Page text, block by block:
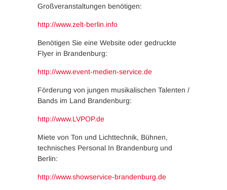
Großveranstaltungen benötigen:
http://www.zelt-berlin.info
Benötigen Sie eine Website oder gedruckte
Flyer in Brandenburg:
http://www.event-medien-service.de
Förderung von jungen musikalischen Talenten /
Bands im Land Brandenburg:
http://www.LVPOP.de
Miete von Ton und Lichttechnik, Bühnen,
technisches Personal In Brandenburg und
Berlin:
http://www.showservice-brandenburg.de